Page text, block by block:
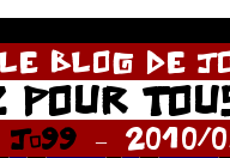
LE BLOG DE
POUR
Jo99 2010/